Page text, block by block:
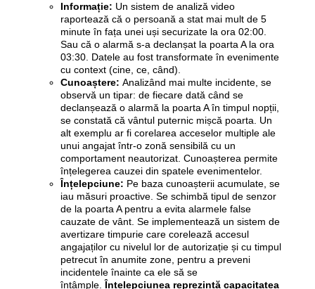
Informație: Un sistem de analiză video
raportează că o persoană a stat mai mult de 5
minute în fața unei uși securizate la ora 02:00.
Sau că o alarmă s-a declanșat la poarta A la ora
03:30. Datele au fost transformate în evenimente
cu context (cine, ce, când).
Cunoaștere: Analizând mai multe incidente, se
observă un tipar: de fiecare dată când se
declanșează o alarmă la poarta A în timpul nopții,
se constată că vântul puternic mișcă poarta. Un
alt exemplu ar fi corelarea acceselor multiple ale
unui angajat într-o zonă sensibilă cu un
comportament neautorizat. Cunoașterea permite
înțelegerea cauzei din spatele evenimentelor.
Înțelepciune: Pe baza cunoașterii acumulate, se
iau măsuri proactive. Se schimbă tipul de senzor
de la poarta A pentru a evita alarmele false
cauzate de vânt. Se implementează un sistem de
avertizare timpurie care corelează accesul
angajaților cu nivelul lor de autorizație și cu timpul
petrecut în anumite zone, pentru a preveni
incidentele înainte ca ele să se
întâmple. Înțelepciunea reprezintă capacitatea